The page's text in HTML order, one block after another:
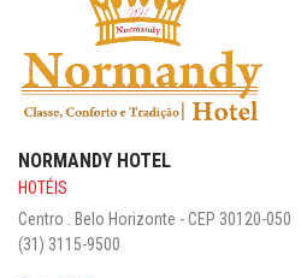
NORMANDY HOTEL
HOTÉIS
Centro . Belo Horizonte - CEP 30120-050
(31) 3115-9500